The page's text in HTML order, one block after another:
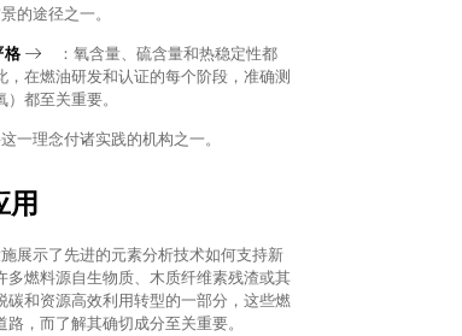
的途径之一。
格
：氧含量、硫含量和热稳定性都
，在燃油研发和认证的每个阶段，准确测
都至关重要。
一理念付诸实践的机构之一。
用
展示了先进的元素分析技术如何支持新
多燃料源自生物质、木质纤维素残渣或其
碳和资源高效利用转型的一部分，这些燃
，而了解其确切成分至关重要。